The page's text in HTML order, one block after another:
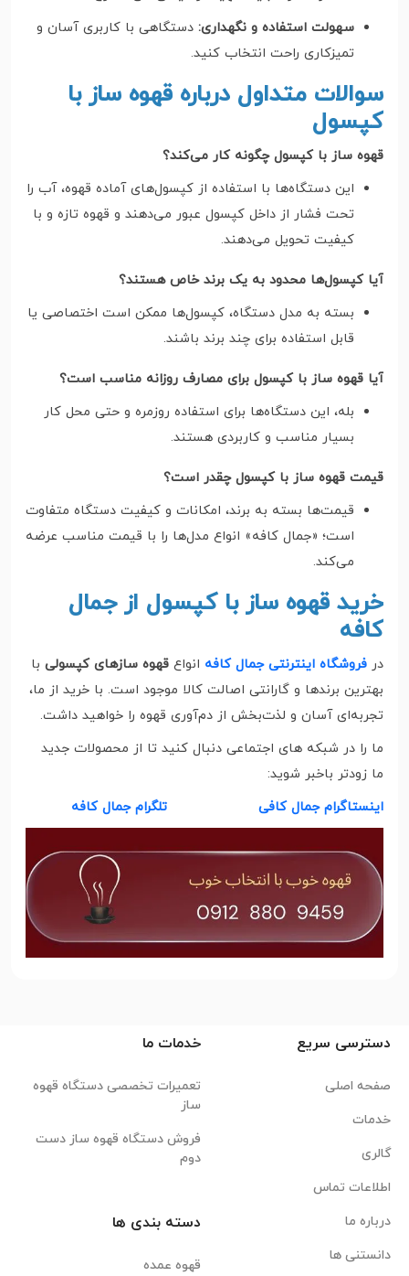
سهولت استفاده و نگهداری: دستگاهی با کاربری آسان و
تمیزکاری راحت انتخاب کنید.
سوالات متداول درباره قهوه ساز با
کپسول
قهوه ساز با کپسول چگونه کار می‌کند؟
این دستگاه‌ها با استفاده از کپسول‌های آماده قهوه، آب را
تحت فشار از داخل کپسول عبور می‌دهند و قهوه تازه و با
کیفیت تحویل می‌دهند.
آیا کپسول‌ها محدود به یک برند خاص هستند؟
بسته به مدل دستگاه، کپسول‌ها ممکن است اختصاصی یا
قابل استفاده برای چند برند باشند.
آیا قهوه ساز با کپسول برای مصارف روزانه مناسب است؟
بله، این دستگاه‌ها برای استفاده روزمره و حتی محل کار
بسیار مناسب و کاربردی هستند.
قیمت قهوه ساز با کپسول چقدر است؟
قیمت‌ها بسته به برند، امکانات و کیفیت دستگاه متفاوت
است؛ «جمال کافه» انواع مدل‌ها را با قیمت مناسب عرضه
می‌کند.
خرید قهوه ساز با کپسول از جمال
کافه
در فروشگاه اینترنتی جمال کافه انواع قهوه سازهای کپسولی با
بهترین برندها و گارانتی اصالت کالا موجود است. با خرید از ما،
تجربه‌ای آسان و لذت‌بخش از دم‌آوری قهوه را خواهید داشت.
ما را در شبکه های اجتماعی دنبال کنید تا از محصولات جدید
ما زودتر باخبر شوید:
اینستاگرام جمال کافی
تلگرام جمال کافه
دسترسی سریع
صفحه اصلی
خدمات
گالری
اطلاعات تماس
درباره ما
دانستنی ها
خدمات ما
تعمیرات تخصصی دستگاه قهوه
ساز
فروش دستگاه قهوه ساز دست
دوم
دسته بندی ها
قهوه عمده